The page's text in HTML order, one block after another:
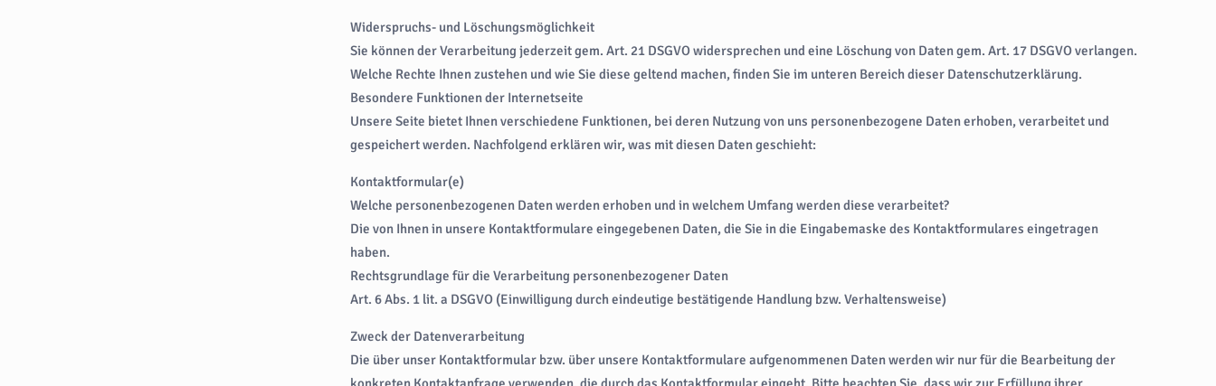
Widerspruchs- und Löschungsmöglichkeit
Sie können der Verarbeitung jederzeit gem. Art. 21 DSGVO widersprechen und eine Löschung von Daten gem. Art. 17 DSGVO verlangen.
Welche Rechte Ihnen zustehen und wie Sie diese geltend machen, finden Sie im unteren Bereich dieser Datenschutzerklärung.
Besondere Funktionen der Internetseite
Unsere Seite bietet Ihnen verschiedene Funktionen, bei deren Nutzung von uns personenbezogene Daten erhoben, verarbeitet und
gespeichert werden. Nachfolgend erklären wir, was mit diesen Daten geschieht:
Kontaktformular(e)
Welche personenbezogenen Daten werden erhoben und in welchem Umfang werden diese verarbeitet?
Die von Ihnen in unsere Kontaktformulare eingegebenen Daten, die Sie in die Eingabemaske des Kontaktformulares eingetragen
haben.
Rechtsgrundlage für die Verarbeitung personenbezogener Daten
Art. 6 Abs. 1 lit. a DSGVO (Einwilligung durch eindeutige bestätigende Handlung bzw. Verhaltensweise)
Zweck der Datenverarbeitung
Die über unser Kontaktformular bzw. über unsere Kontaktformulare aufgenommenen Daten werden wir nur für die Bearbeitung der